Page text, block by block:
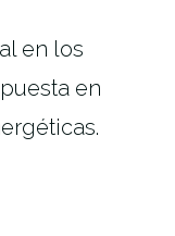
en los
en